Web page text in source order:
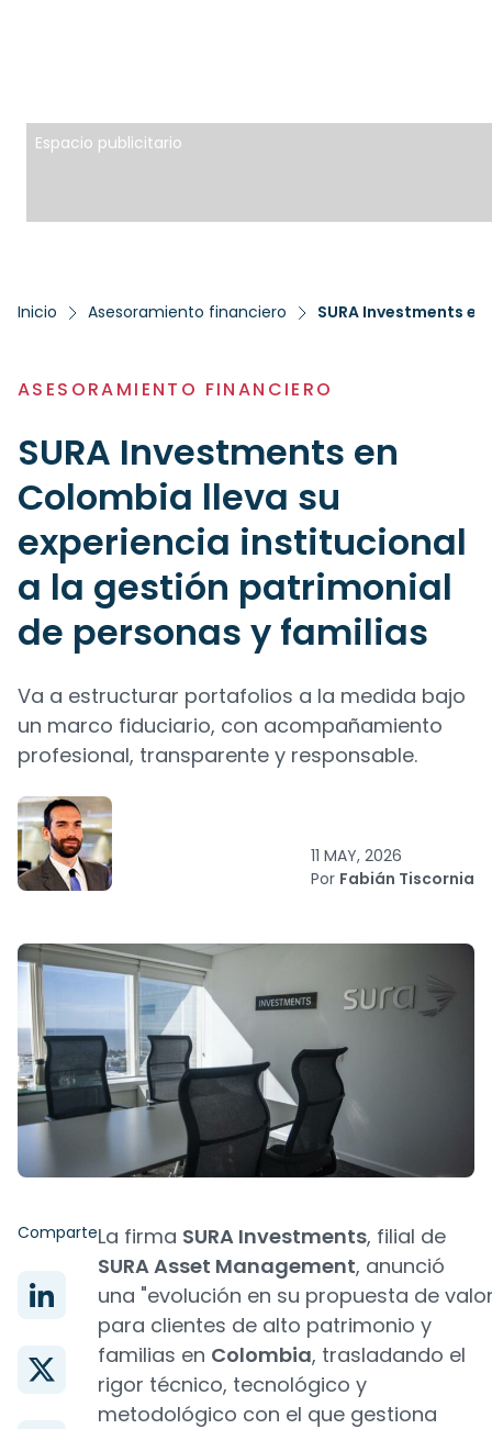
Espacio publicitario
Inicio Asesoramiento financiero
ASESORAMIENTO FINANCIERO
SURA Investments en
Colombia lleva su
experiencia institucional
a la gestión patrimonial
de personas y familias
Va a estructurar portafolios a la medida bajo
un marco fiduciario, con acompañamiento
profesional, transparente y responsable.
11 MAY, 2026
Por Fabián Tiscornia
ComparteLa firma SURA Investments, filial de
SURA Asset Management, anunció
una "evolución en su propuesta de
para clientes de alto patrimonio y
familias en Colombia, trasladando el
rigor técnico, tecnológico y
metodológico con el que gestiona